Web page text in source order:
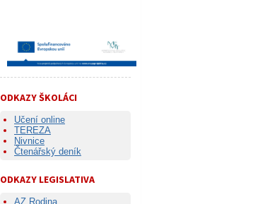
ODKAZY ŠKOLÁCI
Učení online
TEREZA
Nivnice
Čtenářský deník
ODKAZY LEGISLATIVA
AZ Rodina